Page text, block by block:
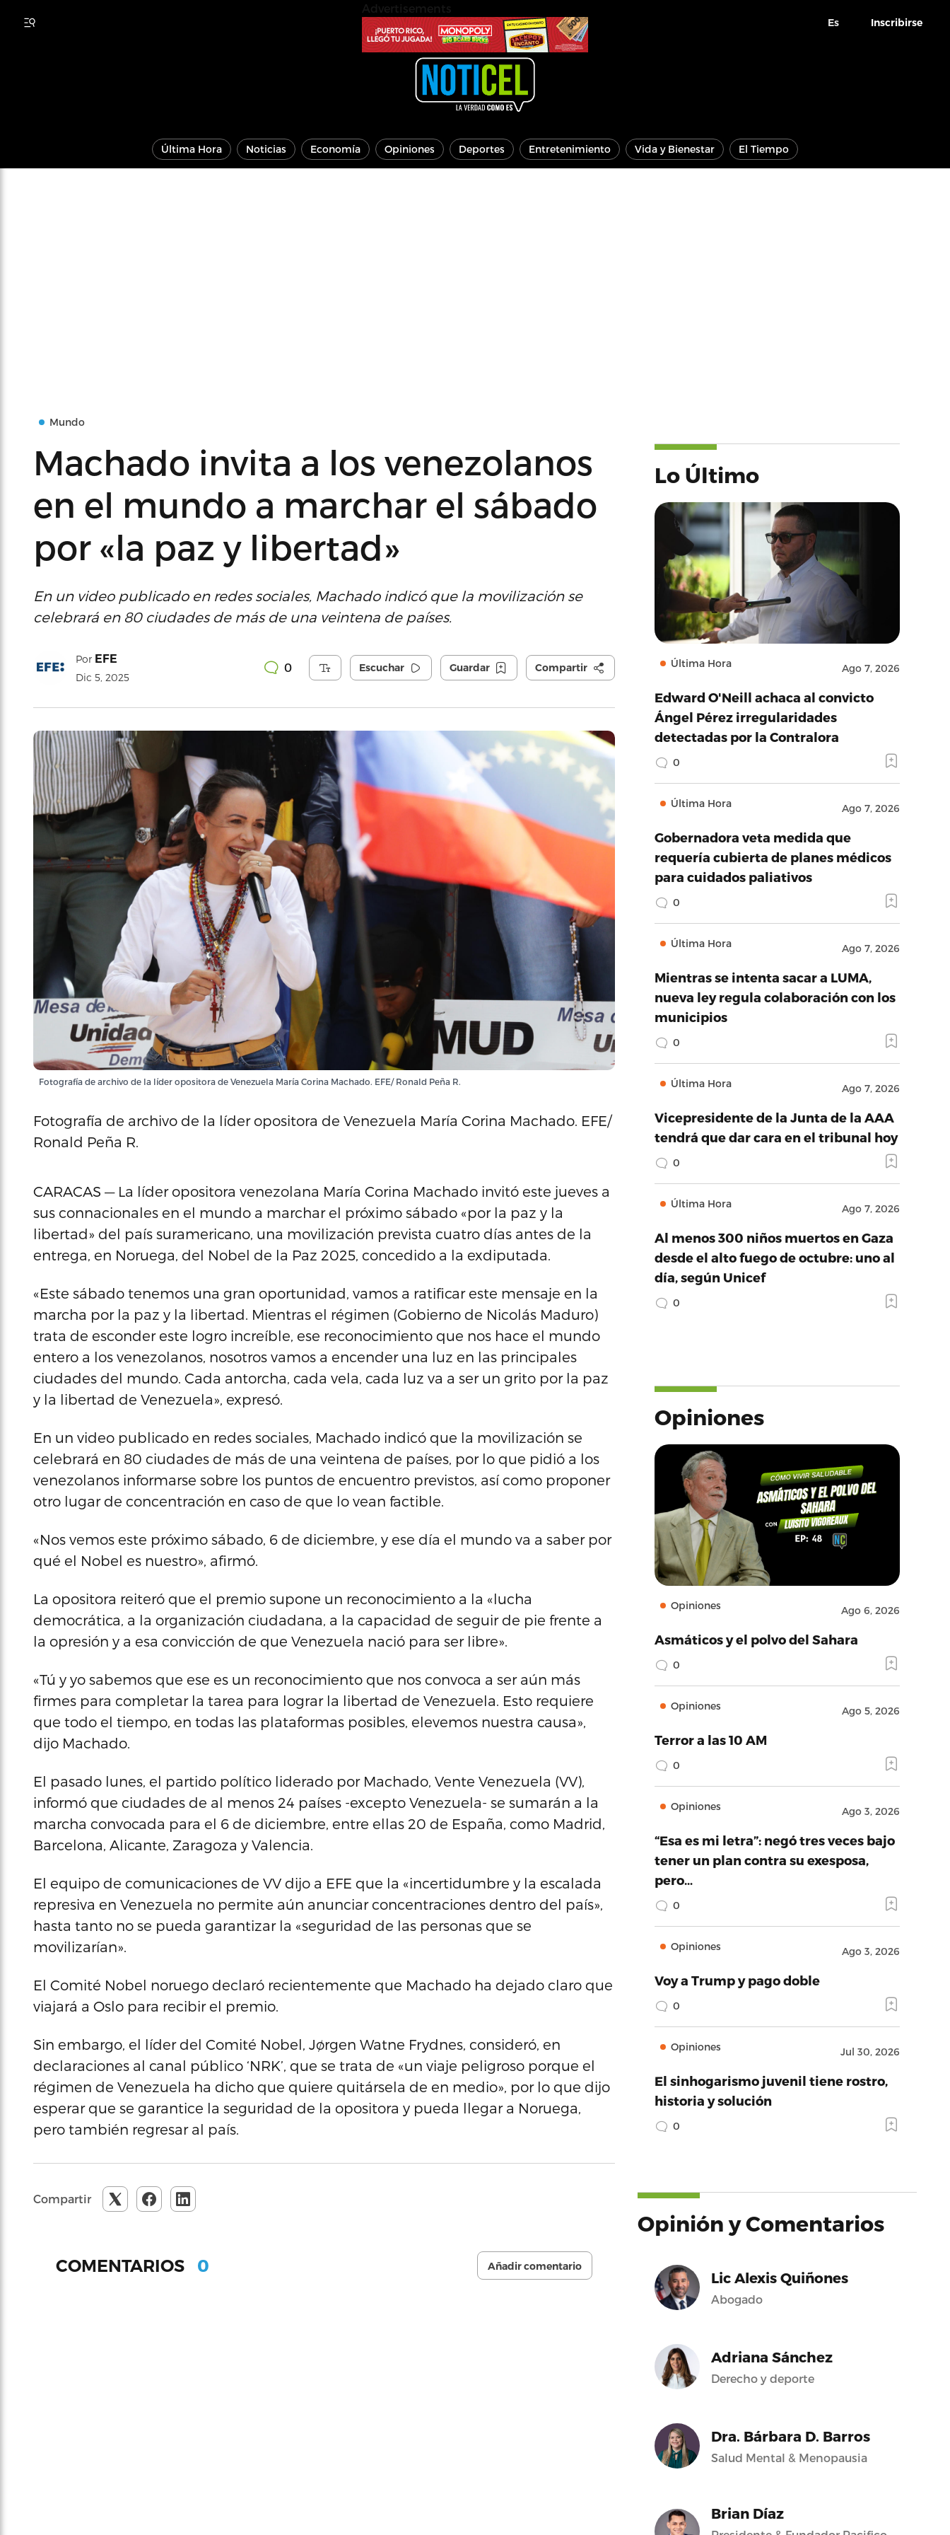
Es Inscribirse
Última Hora Noticias Economía Opiniones Deportes Entretenimiento Vida y Bienestar El Tiempo
Mundo
Machado invita a los venezolanos
en el mundo a marchar el sábado
por «la paz y libertad»
En un video publicado en redes sociales, Machado indicó que la movilización se
celebrará en 80 ciudades de más de una veintena de países.
Por EFE
Dic 5, 2025
0 Escuchar Guardar Compartir
Fotografía de archivo de la líder opositora de Venezuela María Corina Machado. EFE/ Ronald Peña R.
Fotografía de archivo de la líder opositora de Venezuela María Corina Machado. EFE/
Ronald Peña R.
CARACAS — La líder opositora venezolana María Corina Machado invitó este jueves a
sus connacionales en el mundo a marchar el próximo sábado «por la paz y la
libertad» del país suramericano, una movilización prevista cuatro días antes de la
entrega, en Noruega, del Nobel de la Paz 2025, concedido a la exdiputada.
«Este sábado tenemos una gran oportunidad, vamos a ratificar este mensaje en la
marcha por la paz y la libertad. Mientras el régimen (Gobierno de Nicolás Maduro)
trata de esconder este logro increíble, ese reconocimiento que nos hace el mundo
entero a los venezolanos, nosotros vamos a encender una luz en las principales
ciudades del mundo. Cada antorcha, cada vela, cada luz va a ser un grito por la paz
y la libertad de Venezuela», expresó.
En un video publicado en redes sociales, Machado indicó que la movilización se
celebrará en 80 ciudades de más de una veintena de países, por lo que pidió a los
venezolanos informarse sobre los puntos de encuentro previstos, así como proponer
otro lugar de concentración en caso de que lo vean factible.
«Nos vemos este próximo sábado, 6 de diciembre, y ese día el mundo va a saber por
qué el Nobel es nuestro», afirmó.
La opositora reiteró que el premio supone un reconocimiento a la «lucha
democrática, a la organización ciudadana, a la capacidad de seguir de pie frente a
la opresión y a esa convicción de que Venezuela nació para ser libre».
«Tú y yo sabemos que ese es un reconocimiento que nos convoca a ser aún más
firmes para completar la tarea para lograr la libertad de Venezuela. Esto requiere
que todo el tiempo, en todas las plataformas posibles, elevemos nuestra causa»,
dijo Machado.
El pasado lunes, el partido político liderado por Machado, Vente Venezuela (VV),
informó que ciudades de al menos 24 países -excepto Venezuela- se sumarán a la
marcha convocada para el 6 de diciembre, entre ellas 20 de España, como Madrid,
Barcelona, Alicante, Zaragoza y Valencia.
El equipo de comunicaciones de VV dijo a EFE que la «incertidumbre y la escalada
represiva en Venezuela no permite aún anunciar concentraciones dentro del país»,
hasta tanto no se pueda garantizar la «seguridad de las personas que se
movilizarían».
El Comité Nobel noruego declaró recientemente que Machado ha dejado claro que
viajará a Oslo para recibir el premio.
Sin embargo, el líder del Comité Nobel, Jørgen Watne Frydnes, consideró, en
declaraciones al canal público ‘NRK’, que se trata de «un viaje peligroso porque el
régimen de Venezuela ha dicho que quiere quitársela de en medio», por lo que dijo
esperar que se garantice la seguridad de la opositora y pueda llegar a Noruega,
pero también regresar al país.
Compartir
COMENTARIOS 0 Añadir comentario
Lo Último
Última Hora Ago 7, 2026
Edward O'Neill achaca al convicto
Ángel Pérez irregularidades
detectadas por la Contralora
0
Última Hora Ago 7, 2026
Gobernadora veta medida que
requería cubierta de planes médicos
para cuidados paliativos
0
Última Hora Ago 7, 2026
Mientras se intenta sacar a LUMA,
nueva ley regula colaboración con los
municipios
0
Última Hora Ago 7, 2026
Vicepresidente de la Junta de la AAA
tendrá que dar cara en el tribunal hoy
0
Última Hora Ago 7, 2026
Al menos 300 niños muertos en Gaza
desde el alto fuego de octubre: uno al
día, según Unicef
0
Opiniones
Opiniones Ago 6, 2026
Asmáticos y el polvo del Sahara
0
Opiniones Ago 5, 2026
Terror a las 10 AM
0
Opiniones Ago 3, 2026
“Esa es mi letra”: negó tres veces bajo
tener un plan contra su exesposa,
pero…
0
Opiniones Ago 3, 2026
Voy a Trump y pago doble
0
Opiniones Jul 30, 2026
El sinhogarismo juvenil tiene rostro,
historia y solución
0
Opinión y Comentarios
Lic Alexis Quiñones
Abogado
Adriana Sánchez
Derecho y deporte
Dra. Bárbara D. Barros
Salud Mental & Menopausia
Brian Díaz